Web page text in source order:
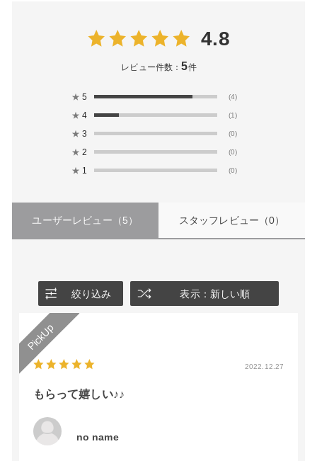
4.8
レビュー件数：5件
★ 5 (4)
★ 4 (1)
★ 3 (0)
★ 2 (0)
★ 1 (0)
ユーザーレビュー （5） スタッフレビュー （0）
絞り込み 表示：新しい順
2022.12.27
もらって嬉しい♪♪
no name